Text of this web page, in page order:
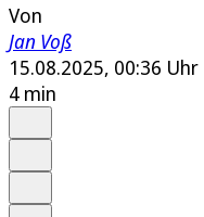
Von
Jan Voß
15.08.2025, 00:36 Uhr
4 min